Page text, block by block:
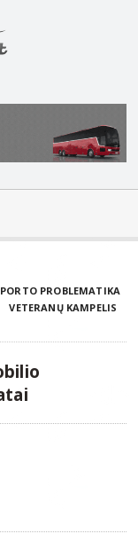
PROBLEMATIKA
VETERANŲ KAMPELIS